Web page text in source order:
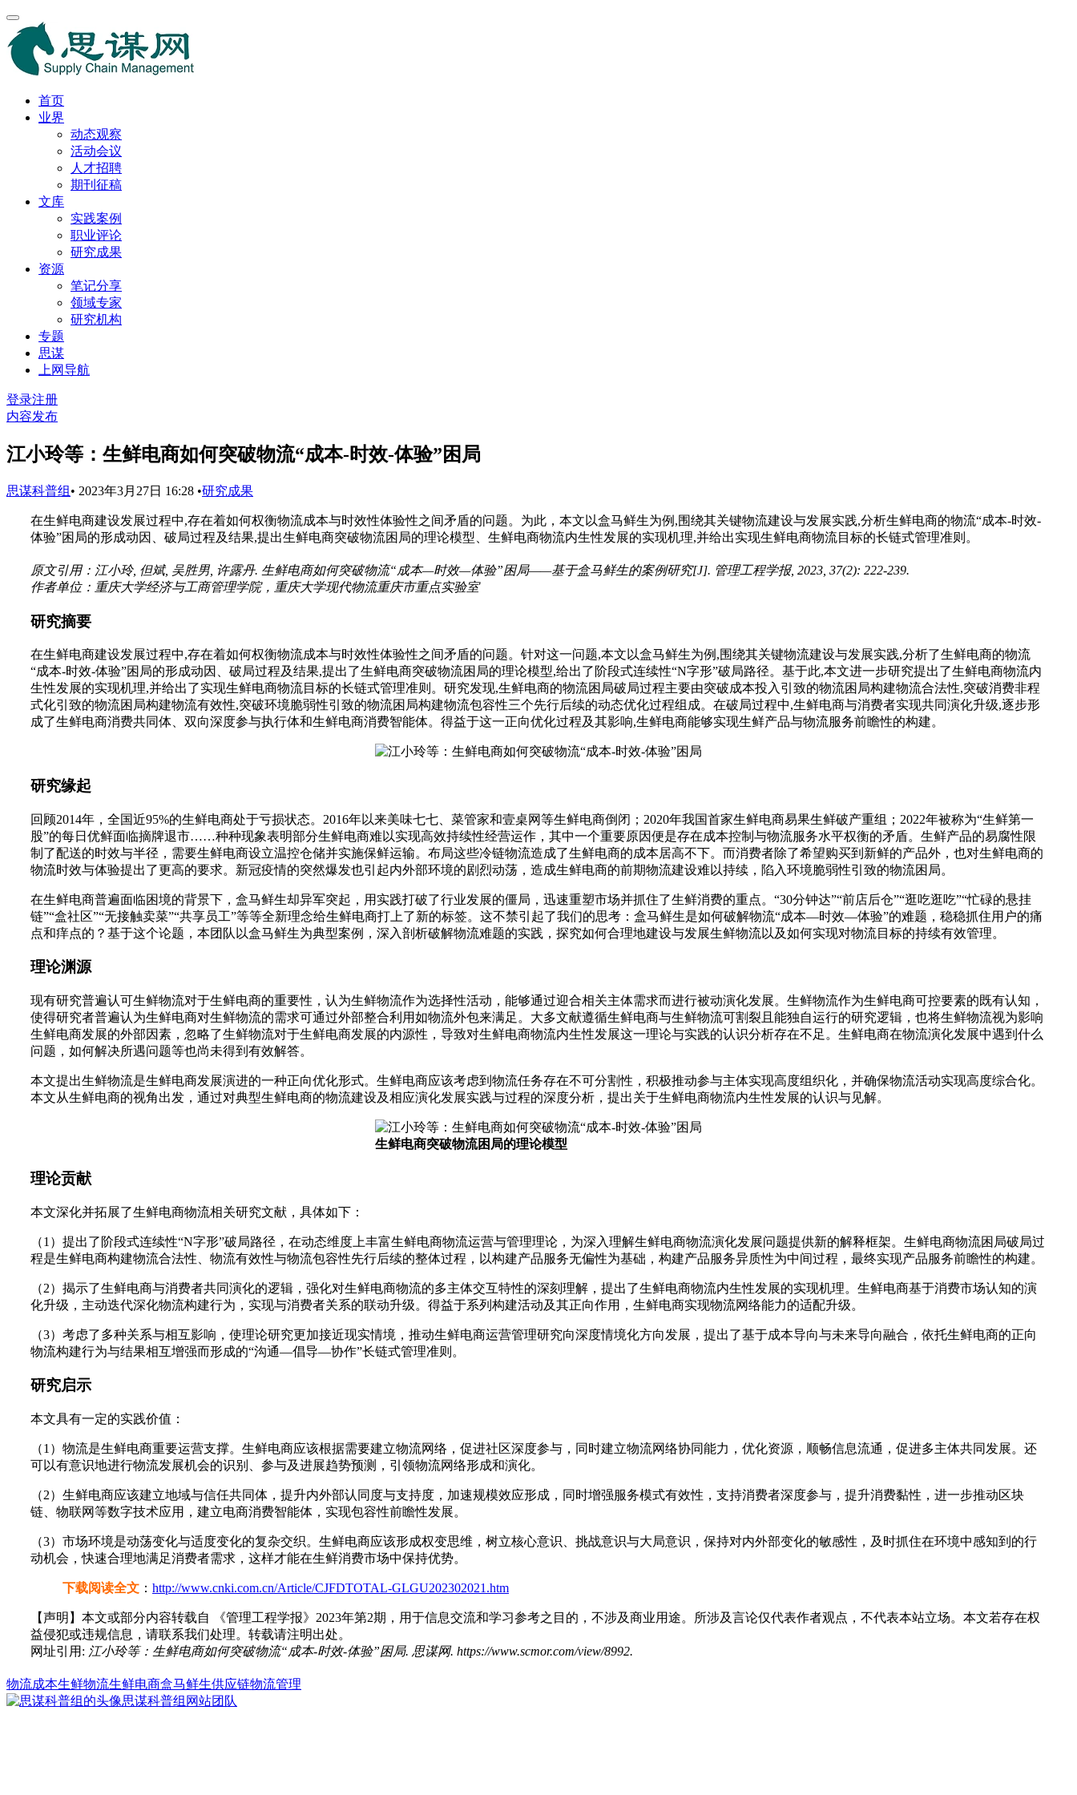
首页
业界
动态观察
活动会议
人才招聘
期刊征稿
文库
实践案例
职业评论
研究成果
资源
笔记分享
领域专家
研究机构
专题
思谋
上网导航
登录注册
内容发布
江小玲等：生鲜电商如何突破物流“成本-时效-体验”困局
思谋科普组 • 2023年3月27日 16:28 •研究成果
在生鲜电商建设发展过程中,存在着如何权衡物流成本与时效性体验性之间矛盾的问题。为此，本文以盒马鲜生为例,围绕其关键物流建设与发展实践,分析生鲜电商的物流“成本-时效-
体验”困局的形成动因、破局过程及结果,提出生鲜电商突破物流困局的理论模型、生鲜电商物流内生性发展的实现机理,并给出实现生鲜电商物流目标的长链式管理准则。
原文引用：江小玲, 但斌, 吴胜男, 许露丹. 生鲜电商如何突破物流“成本—时效—体验”困局——基于盒马鲜生的案例研究[J]. 管理工程学报, 2023, 37(2): 222-239.
作者单位：重庆大学经济与工商管理学院，重庆大学现代物流重庆市重点实验室
研究摘要
在生鲜电商建设发展过程中,存在着如何权衡物流成本与时效性体验性之间矛盾的问题。针对这一问题,本文以盒马鲜生为例,围绕其关键物流建设与发展实践,分析了生鲜电商的物流
“成本-时效-体验”困局的形成动因、破局过程及结果,提出了生鲜电商突破物流困局的理论模型,给出了阶段式连续性“N字形”破局路径。基于此,本文进一步研究提出了生鲜电商物流内
生性发展的实现机理,并给出了实现生鲜电商物流目标的长链式管理准则。研究发现,生鲜电商的物流困局破局过程主要由突破成本投入引致的物流困局构建物流合法性,突破消费非程
式化引致的物流困局构建物流有效性,突破环境脆弱性引致的物流困局构建物流包容性三个先行后续的动态优化过程组成。在破局过程中,生鲜电商与消费者实现共同演化升级,逐步形
成了生鲜电商消费共同体、双向深度参与执行体和生鲜电商消费智能体。得益于这一正向优化过程及其影响,生鲜电商能够实现生鲜产品与物流服务前瞻性的构建。
研究缘起
回顾2014年，全国近95%的生鲜电商处于亏损状态。2016年以来美味七七、菜管家和壹桌网等生鲜电商倒闭；2020年我国首家生鲜电商易果生鲜破产重组；2022年被称为“生鲜第一
股”的每日优鲜面临摘牌退市……种种现象表明部分生鲜电商难以实现高效持续性经营运作，其中一个重要原因便是存在成本控制与物流服务水平权衡的矛盾。生鲜产品的易腐性限
制了配送的时效与半径，需要生鲜电商设立温控仓储并实施保鲜运输。布局这些冷链物流造成了生鲜电商的成本居高不下。而消费者除了希望购买到新鲜的产品外，也对生鲜电商的
物流时效与体验提出了更高的要求。新冠疫情的突然爆发也引起内外部环境的剧烈动荡，造成生鲜电商的前期物流建设难以持续，陷入环境脆弱性引致的物流困局。
在生鲜电商普遍面临困境的背景下，盒马鲜生却异军突起，用实践打破了行业发展的僵局，迅速重塑市场并抓住了生鲜消费的重点。“30分钟达”“前店后仓”“逛吃逛吃”“忙碌的悬挂
链”“盒社区”“无接触卖菜”“共享员工”等等全新理念给生鲜电商打上了新的标签。这不禁引起了我们的思考：盒马鲜生是如何破解物流“成本—时效—体验”的难题，稳稳抓住用户的痛
点和痒点的？基于这个论题，本团队以盒马鲜生为典型案例，深入剖析破解物流难题的实践，探究如何合理地建设与发展生鲜物流以及如何实现对物流目标的持续有效管理。
理论渊源
现有研究普遍认可生鲜物流对于生鲜电商的重要性，认为生鲜物流作为选择性活动，能够通过迎合相关主体需求而进行被动演化发展。生鲜物流作为生鲜电商可控要素的既有认知，
使得研究者普遍认为生鲜电商对生鲜物流的需求可通过外部整合利用如物流外包来满足。大多文献遵循生鲜电商与生鲜物流可割裂且能独自运行的研究逻辑，也将生鲜物流视为影响
生鲜电商发展的外部因素，忽略了生鲜物流对于生鲜电商发展的内源性，导致对生鲜电商物流内生性发展这一理论与实践的认识分析存在不足。生鲜电商在物流演化发展中遇到什么
问题，如何解决所遇问题等也尚未得到有效解答。
本文提出生鲜物流是生鲜电商发展演进的一种正向优化形式。生鲜电商应该考虑到物流任务存在不可分割性，积极推动参与主体实现高度组织化，并确保物流活动实现高度综合化。
本文从生鲜电商的视角出发，通过对典型生鲜电商的物流建设及相应演化发展实践与过程的深度分析，提出关于生鲜电商物流内生性发展的认识与见解。
生鲜电商突破物流困局的理论模型
理论贡献
本文深化并拓展了生鲜电商物流相关研究文献，具体如下：
（1）提出了阶段式连续性“N字形”破局路径，在动态维度上丰富生鲜电商物流运营与管理理论，为深入理解生鲜电商物流演化发展问题提供新的解释框架。生鲜电商物流困局破局过
程是生鲜电商构建物流合法性、物流有效性与物流包容性先行后续的整体过程，以构建产品服务无偏性为基础，构建产品服务异质性为中间过程，最终实现产品服务前瞻性的构建。
（2）揭示了生鲜电商与消费者共同演化的逻辑，强化对生鲜电商物流的多主体交互特性的深刻理解，提出了生鲜电商物流内生性发展的实现机理。生鲜电商基于消费市场认知的演
化升级，主动迭代深化物流构建行为，实现与消费者关系的联动升级。得益于系列构建活动及其正向作用，生鲜电商实现物流网络能力的适配升级。
（3）考虑了多种关系与相互影响，使理论研究更加接近现实情境，推动生鲜电商运营管理研究向深度情境化方向发展，提出了基于成本导向与未来导向融合，依托生鲜电商的正向
物流构建行为与结果相互增强而形成的“沟通—倡导—协作”长链式管理准则。
研究启示
本文具有一定的实践价值：
（1）物流是生鲜电商重要运营支撑。生鲜电商应该根据需要建立物流网络，促进社区深度参与，同时建立物流网络协同能力，优化资源，顺畅信息流通，促进多主体共同发展。还
可以有意识地进行物流发展机会的识别、参与及进展趋势预测，引领物流网络形成和演化。
（2）生鲜电商应该建立地域与信任共同体，提升内外部认同度与支持度，加速规模效应形成，同时增强服务模式有效性，支持消费者深度参与，提升消费黏性，进一步推动区块
链、物联网等数字技术应用，建立电商消费智能体，实现包容性前瞻性发展。
（3）市场环境是动荡变化与适度变化的复杂交织。生鲜电商应该形成权变思维，树立核心意识、挑战意识与大局意识，保持对内外部变化的敏感性，及时抓住在环境中感知到的行
动机会，快速合理地满足消费者需求，这样才能在生鲜消费市场中保持优势。
下载阅读全文 ： http://www.cnki.com.cn/Article/CJFDTOTAL-GLGU202302021.htm
【声明】本文或部分内容转载自 《管理工程学报》2023年第2期 ，用于信息交流和学习参考之目的，不涉及商业用途。所涉及言论仅代表作者观点，不代表本站立场。本文若存在权
益侵犯或违规信息，请联系我们处理。转载请注明出处。
网址引用: 江小玲等：生鲜电商如何突破物流“成本-时效-体验”困局. 思谋网. https://www.scmor.com/view/8992.
物流成本生鲜物流生鲜电商盒马鲜生供应链物流管理
思谋科普组 网站团队